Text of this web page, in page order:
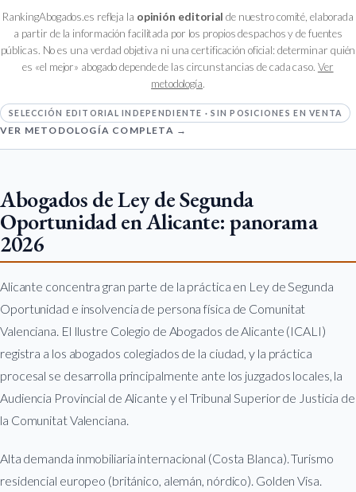
RankingAbogados.es refleja la opinión editorial de nuestro comité, elaborada
a partir de la información facilitada por los propios despachos y de fuentes
públicas. No es una verdad objetiva ni una certificación oficial: determinar quién
es «el mejor» abogado depende de las circunstancias de cada caso. Ver
metodología.
SELECCIÓN EDITORIAL INDEPENDIENTE · SIN POSICIONES EN VENTA
VER METODOLOGÍA COMPLETA →
Abogados de Ley de Segunda
Oportunidad en Alicante: panorama
2026
Alicante concentra gran parte de la práctica en Ley de Segunda
Oportunidad e insolvencia de persona física de Comunitat
Valenciana. El Ilustre Colegio de Abogados de Alicante (ICALI)
registra a los abogados colegiados de la ciudad, y la práctica
procesal se desarrolla principalmente ante los juzgados locales, la
Audiencia Provincial de Alicante y el Tribunal Superior de Justicia de
la Comunitat Valenciana.
Alta demanda inmobiliaria internacional (Costa Blanca). Turismo
residencial europeo (británico, alemán, nórdico). Golden Visa.